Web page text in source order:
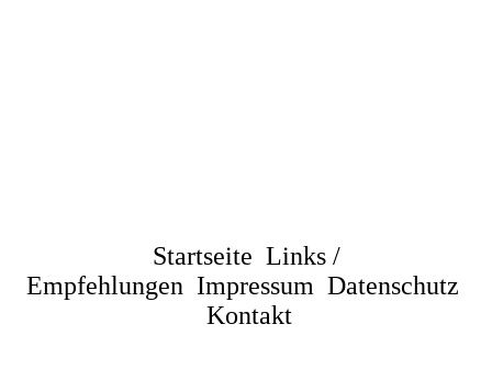
Startseite Links /
Empfehlungen Impressum Datenschutz
Kontakt